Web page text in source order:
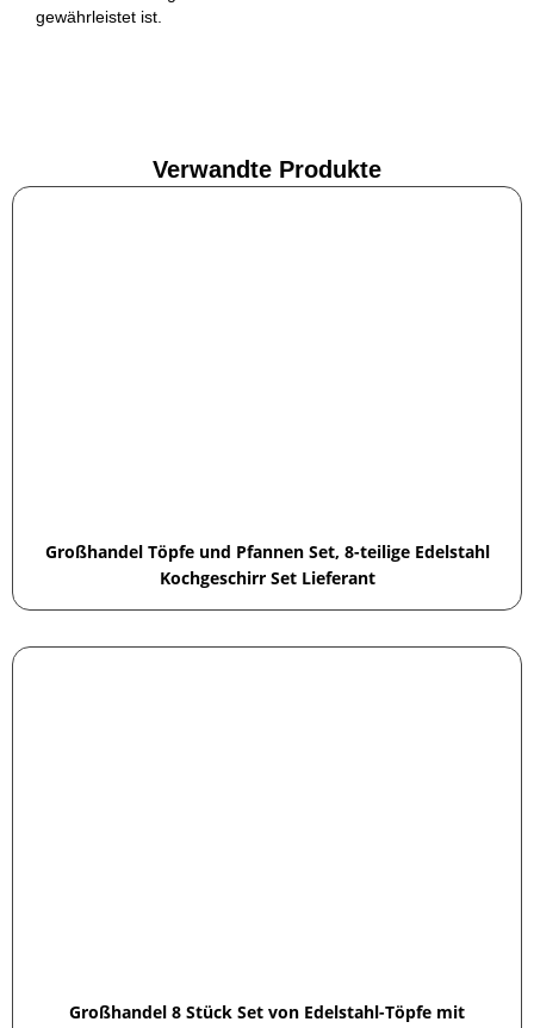
gewährleistet ist.
Verwandte Produkte
Großhandel Töpfe und Pfannen Set, 8-teilige Edelstahl
Kochgeschirr Set Lieferant
Großhandel 8 Stück Set von Edelstahl-Töpfe mit